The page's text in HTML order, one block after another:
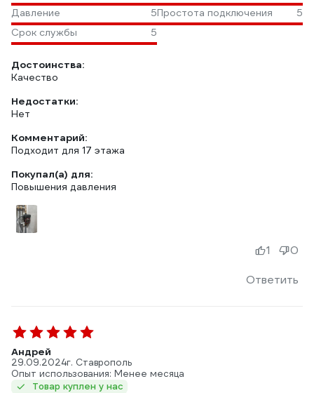
Давление
5Простота подключения
5
Срок службы
5
Достоинства:
Качество
Недостатки:
Нет
Комментарий:
Подходит для 17 этажа
Покупал(а) для:
Повышения давления
Ответить
1 0
Андрей
29.09.2024г. Ставрополь
Опыт использования: Менее месяца
Товар куплен у нас